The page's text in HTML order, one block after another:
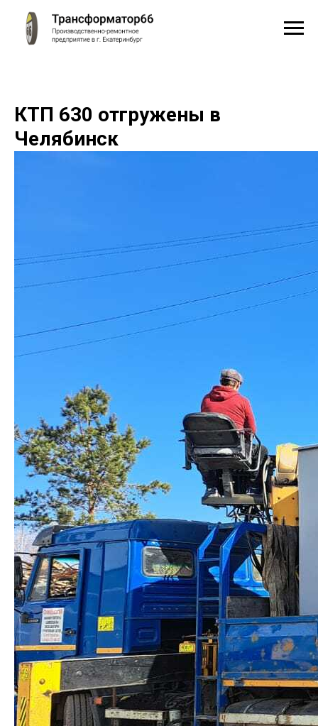
КТП 630 отгружены в
Челябинск